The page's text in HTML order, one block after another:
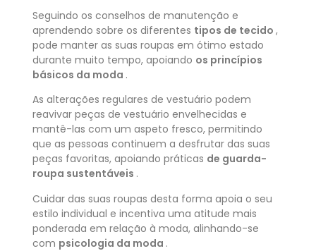
Seguindo os conselhos de manutenção e
aprendendo sobre os diferentes tipos de tecido ,
pode manter as suas roupas em ótimo estado
durante muito tempo, apoiando os princípios
básicos da moda .
As alterações regulares de vestuário podem
reavivar peças de vestuário envelhecidas e
mantê-las com um aspeto fresco, permitindo
que as pessoas continuem a desfrutar das suas
peças favoritas, apoiando práticas de guarda-
roupa sustentáveis .
Cuidar das suas roupas desta forma apoia o seu
estilo individual e incentiva uma atitude mais
ponderada em relação à moda, alinhando-se
com psicologia da moda .